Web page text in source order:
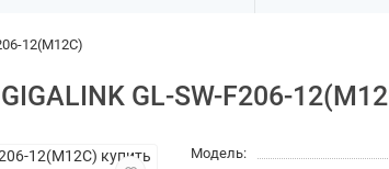
12(M12C)
GL-SW-F206-
Модель: